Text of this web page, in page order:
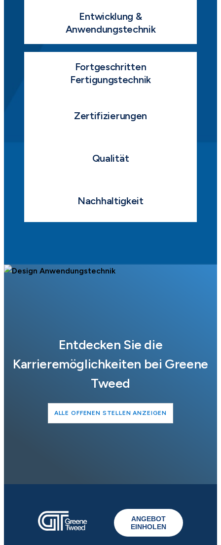
Entwicklung &
Anwendungstechnik
Fortgeschritten
Fertigungstechnik
Zertifizierungen
Qualität
Nachhaltigkeit
Entdecken Sie die
Karrieremöglichkeiten bei Greene
Tweed
ALLE OFFENEN STELLEN ANZEIGEN
ANGEBOT
EINHOLEN